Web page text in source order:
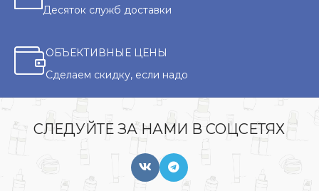
Десяток служб доставки
ОБЪЕКТИВНЫЕ ЦЕНЫ
Сделаем скидку, если надо
СЛЕДУЙТЕ ЗА НАМИ В СОЦСЕТЯХ